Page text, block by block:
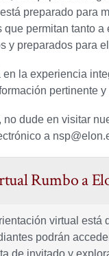
preparado para
permitan tanto
y preparados para
la experiencia
pertinente
no dude en visitar
a
Rumbo a
virtual
podrán
de invitado y